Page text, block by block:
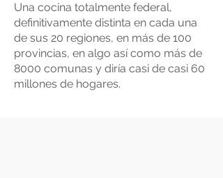
Una cocina totalmente federal,
definitivamente distinta en cada una
de sus 20 regiones, en más de 100
provincias, en algo así como más de
8000 comunas y diría casi de casi 60
millones de hogares.